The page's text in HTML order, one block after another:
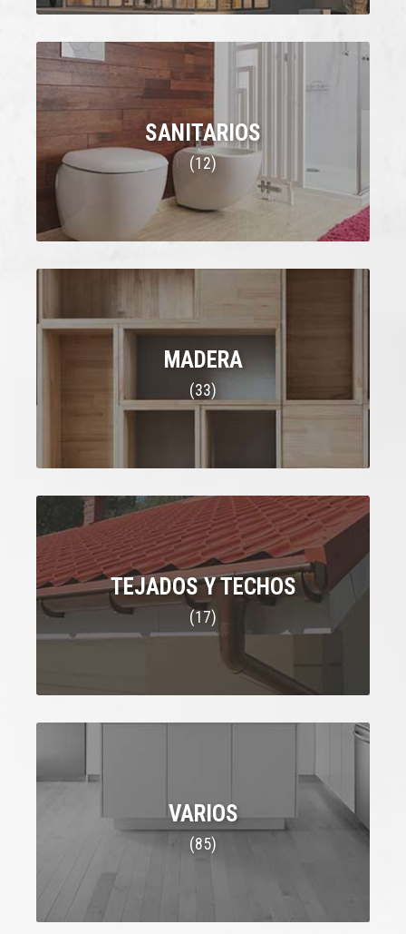
SANITARIOS
(12)
MADERA
(33)
TEJADOS Y TECHOS
(17)
VARIOS
(85)